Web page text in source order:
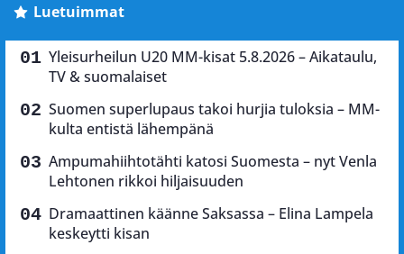
Luetuimmat
Yleisurheilun U20 MM-kisat 5.8.2026 – Aikataulu,
TV & suomalaiset
Suomen superlupaus takoi hurjia tuloksia – MM-
kulta entistä lähempänä
Ampumahiihtotähti katosi Suomesta – nyt Venla
Lehtonen rikkoi hiljaisuuden
Dramaattinen käänne Saksassa – Elina Lampela
keskeytti kisan